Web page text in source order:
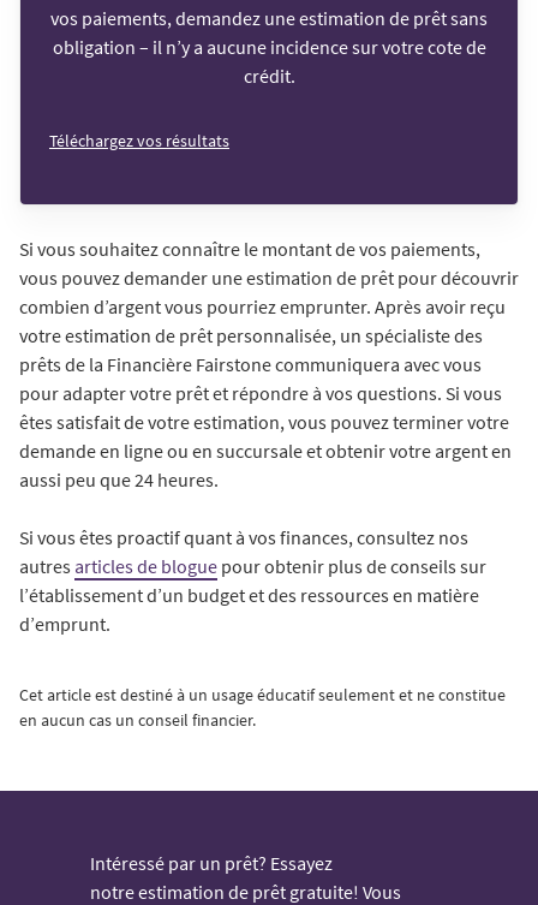
vos paiements, demandez une estimation de prêt sans
obligation – il n’y a aucune incidence sur votre cote de
crédit.
Téléchargez vos résultats
Si vous souhaitez connaître le montant de vos paiements,
vous pouvez demander une estimation de prêt pour découvrir
combien d’argent vous pourriez emprunter. Après avoir reçu
votre estimation de prêt personnalisée, un spécialiste des
prêts de la Financière Fairstone communiquera avec vous
pour adapter votre prêt et répondre à vos questions. Si vous
êtes satisfait de votre estimation, vous pouvez terminer votre
demande en ligne ou en succursale et obtenir votre argent en
aussi peu que 24 heures.
Si vous êtes proactif quant à vos finances, consultez nos
autres articles de blogue pour obtenir plus de conseils sur
l’établissement d’un budget et des ressources en matière
d’emprunt.
Cet article est destiné à un usage éducatif seulement et ne constitue
en aucun cas un conseil financier.
Intéressé par un prêt? Essayez
notre estimation de prêt gratuite! Vous